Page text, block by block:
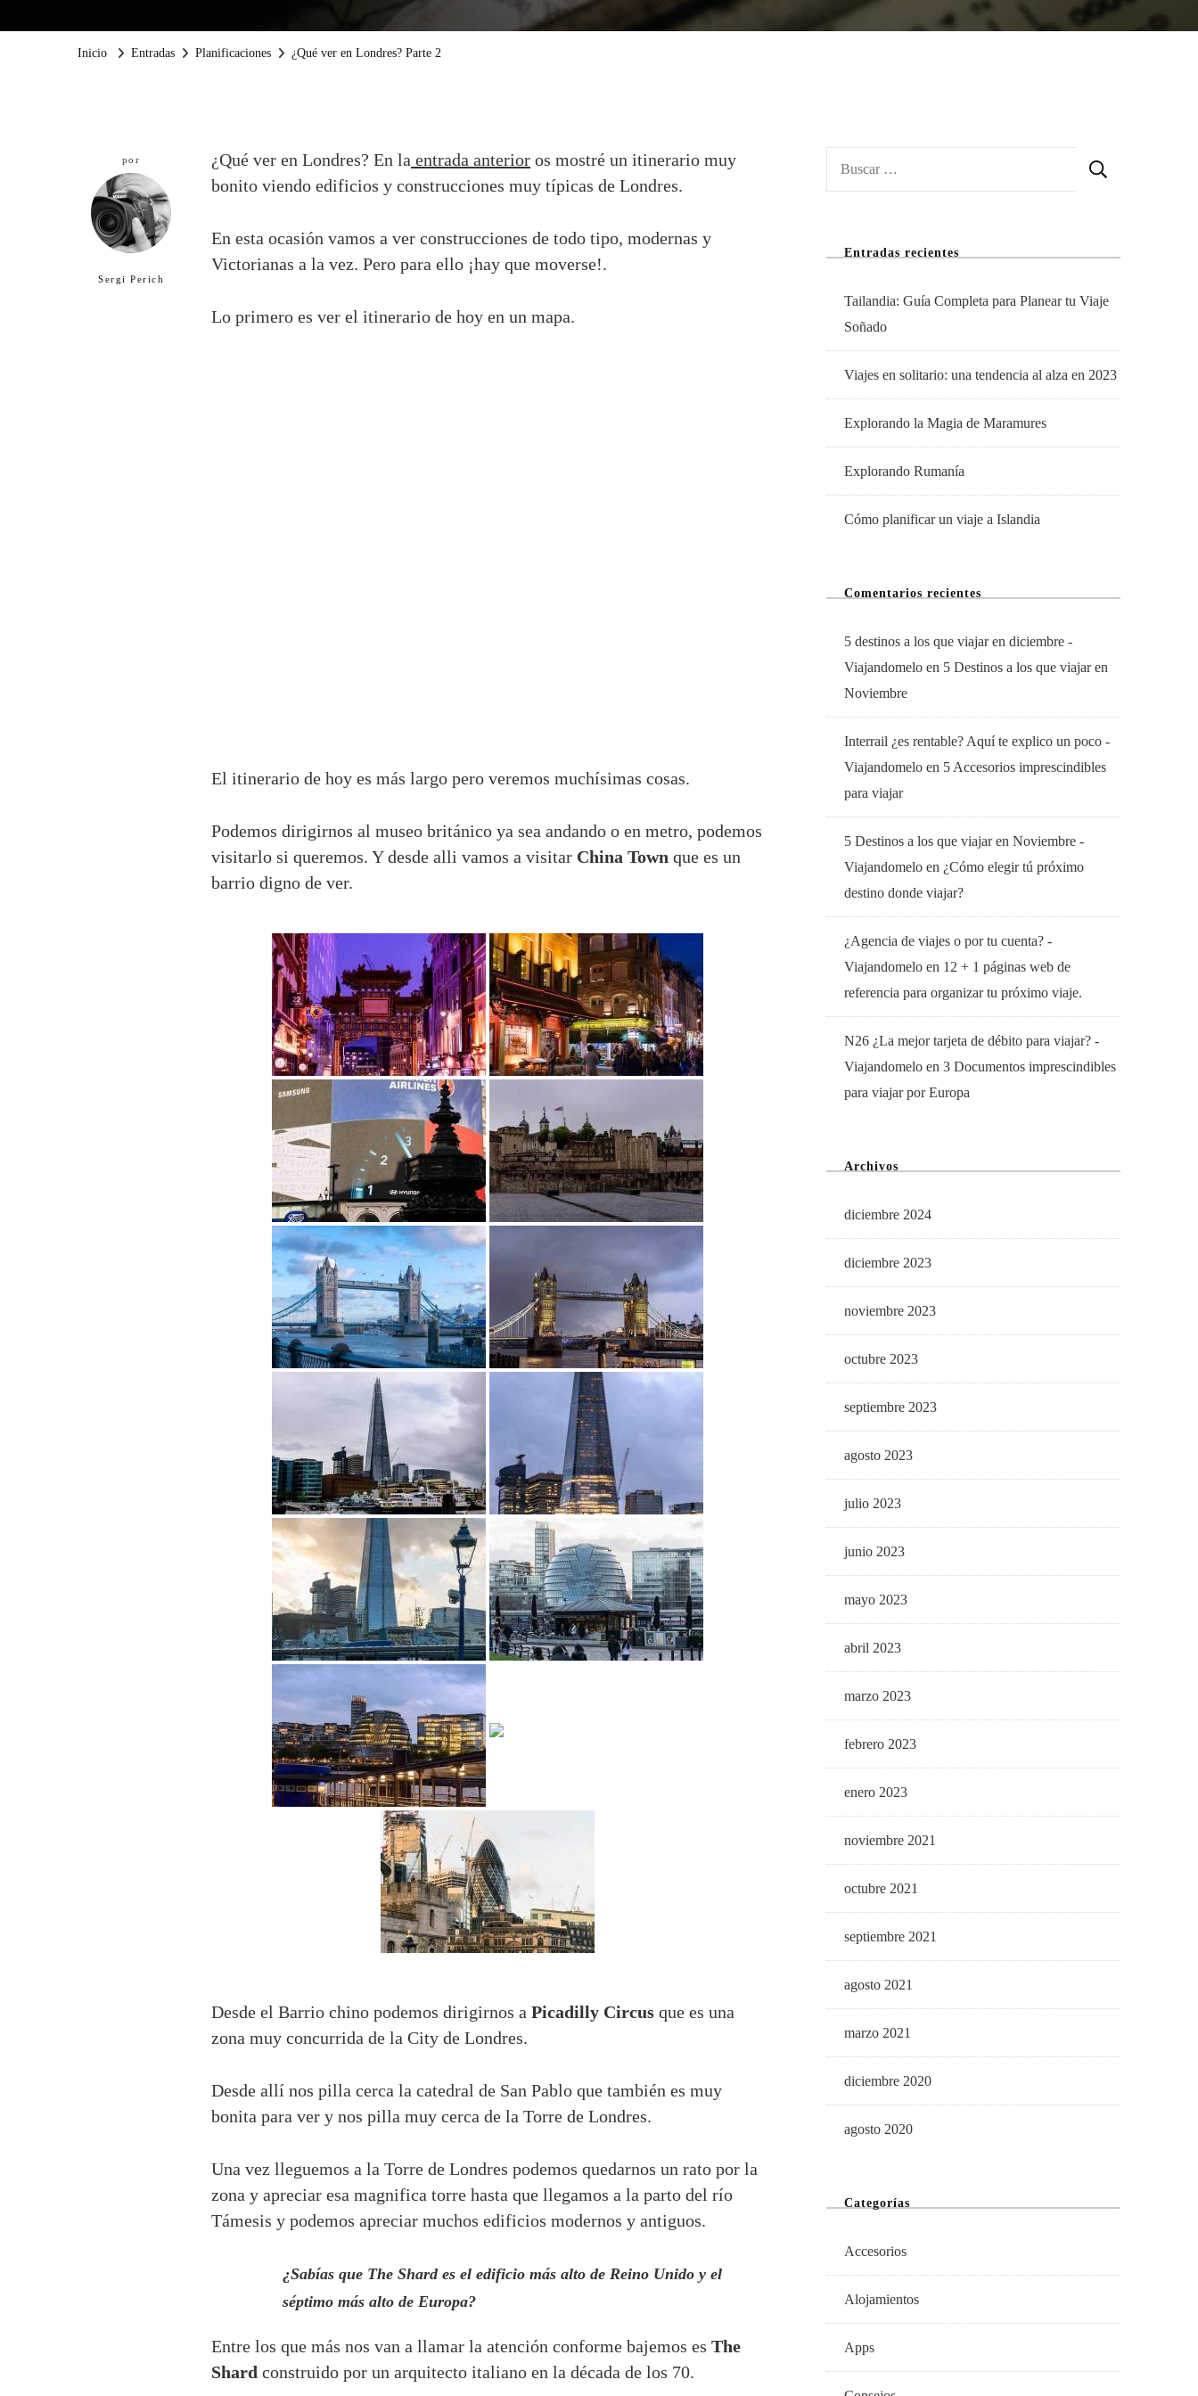
Inicio Entradas Planificaciones ¿Qué ver en Londres? Parte 2
por
Sergi Perich
¿Qué ver en Londres? En la entrada anterior os mostré un itinerario muy
bonito viendo edificios y construcciones muy típicas de Londres.
En esta ocasión vamos a ver construcciones de todo tipo, modernas y
Victorianas a la vez. Pero para ello ¡hay que moverse!.
Lo primero es ver el itinerario de hoy en un mapa.
El itinerario de hoy es más largo pero veremos muchísimas cosas.
Podemos dirigirnos al museo británico ya sea andando o en metro, podemos
visitarlo si queremos. Y desde alli vamos a visitar China Town que es un
barrio digno de ver.
Desde el Barrio chino podemos dirigirnos a Picadilly Circus que es una
zona muy concurrida de la City de Londres.
Desde allí nos pilla cerca la catedral de San Pablo que también es muy
bonita para ver y nos pilla muy cerca de la Torre de Londres.
Una vez lleguemos a la Torre de Londres podemos quedarnos un rato por la
zona y apreciar esa magnifica torre hasta que llegamos a la parto del río
Támesis y podemos apreciar muchos edificios modernos y antiguos.
¿Sabías que The Shard es el edificio más alto de Reino Unido y el
séptimo más alto de Europa?
Entre los que más nos van a llamar la atención conforme bajemos es The
Shard construido por un arquitecto italiano en la década de los 70.
Entradas recientes
Tailandia: Guía Completa para Planear tu Viaje
Soñado
Viajes en solitario: una tendencia al alza en 2023
Explorando la Magia de Maramures
Explorando Rumanía
Cómo planificar un viaje a Islandia
Comentarios recientes
5 destinos a los que viajar en diciembre -
Viajandomelo en 5 Destinos a los que viajar en
Noviembre
Interrail ¿es rentable? Aquí te explico un poco -
Viajandomelo en 5 Accesorios imprescindibles
para viajar
5 Destinos a los que viajar en Noviembre -
Viajandomelo en ¿Cómo elegir tú próximo
destino donde viajar?
¿Agencia de viajes o por tu cuenta? -
Viajandomelo en 12 + 1 páginas web de
referencia para organizar tu próximo viaje.
N26 ¿La mejor tarjeta de débito para viajar? -
Viajandomelo en 3 Documentos imprescindibles
para viajar por Europa
Archivos
diciembre 2024
diciembre 2023
noviembre 2023
octubre 2023
septiembre 2023
agosto 2023
julio 2023
junio 2023
mayo 2023
abril 2023
marzo 2023
febrero 2023
enero 2023
noviembre 2021
octubre 2021
septiembre 2021
agosto 2021
marzo 2021
diciembre 2020
agosto 2020
Categorías
Accesorios
Alojamientos
Apps